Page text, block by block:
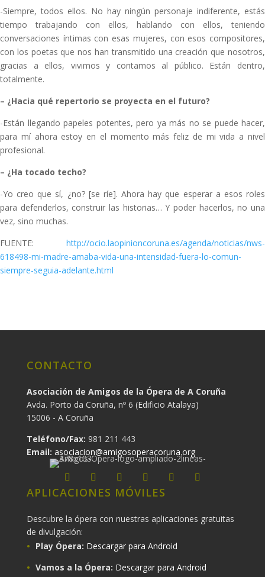
-Siempre, todos ellos. No hay ningún personaje indiferente, estás
tiempo trabajando con ellos, hablando con ellos, teniendo
conversaciones íntimas con esas mujeres, con esos compositores,
con los poetas que nos han transmitido una creación que nosotros,
gracias a ellos, vivimos y contamos al público. Están dentro,
totalmente.
– ¿Hacia qué repertorio se proyecta en el futuro?
-Están llegando papeles potentes, pero ya más no se puede hacer,
para mí ahora estoy en el momento más feliz de mi vida a nivel
profesional.
– ¿Ha tocado techo?
-Yo creo que sí, ¿no? [se ríe]. Ahora hay que esperar a esos roles
para defenderlos, construir las historias… Y poder hacerlos, no una
vez, sino muchas.
FUENTE: http://ocio.laopinioncoruna.es/agenda/noticias/nws-
618498-mi-madre-amaba-vida-una-intensidad-fuera-lo-comun-
siempre-seguia-adelante.html
CONTACTO
Asociación de Amigos de la Ópera de A Coruña
Avda. Porto da Coruña, nº 6 (Edificio Atalaya)
15006 - A Coruña
Teléfono/Fax: 981 211 443
Email: asociacion@amigosoperacoruna.org
APLICACIONES MÓVILES
Descubre la ópera con nuestras aplicaciones gratuitas
de divulgación:
Play Ópera: Descargar para Android
Vamos a la Ópera: Descargar para Android